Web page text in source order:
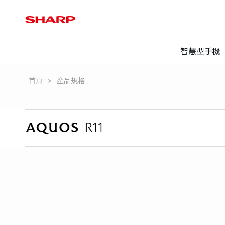
智慧型手機
常見問題
首頁 產品規格